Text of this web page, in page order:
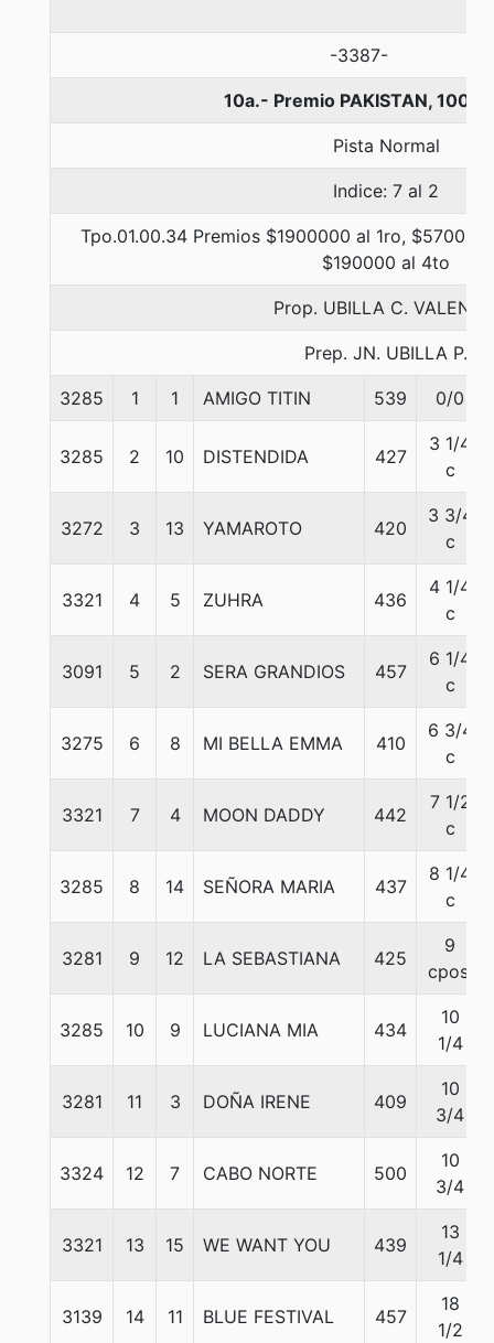
-3387-
10a.- Premio PAKISTAN, 1000
Pista Normal
Indice: 7 al 2
Tpo.01.00.34 Premios $1900000 al 1ro,
$190000 al 4to
Prop. UBILLA C.
Prep. JN. UBILLA P.
3285 1 1 AMIGO TITIN 539 0/0
3285 2 10 DISTENDIDA 427
3 1/4
c
3272 3 13 YAMAROTO 420
3 3/4
c
3321 4 5 ZUHRA 436
4 1/4
c
3091 5 2 SERA GRANDIOS 457
6 1/4
c
3275 6 8 MI BELLA EMMA 410
6 3/4
c
3321 7 4 MOON DADDY 442
7 1/2
c
3285 8 14 SEÑORA MARIA 437
8 1/4
c
3281 9 12 LA SEBASTIANA 425
9
cpos.
3285 10 9 LUCIANA MIA 434
10
1/4
3281 11 3 DOÑA IRENE 409
10
3/4
3324 12 7 CABO NORTE 500
10
3/4
3321 13 15 WE WANT YOU 439
13
1/4
3139 14 11 BLUE FESTIVAL 457
18
1/2